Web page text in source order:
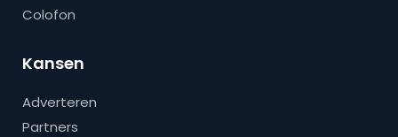
Colofon
Kansen
Adverteren
Partners